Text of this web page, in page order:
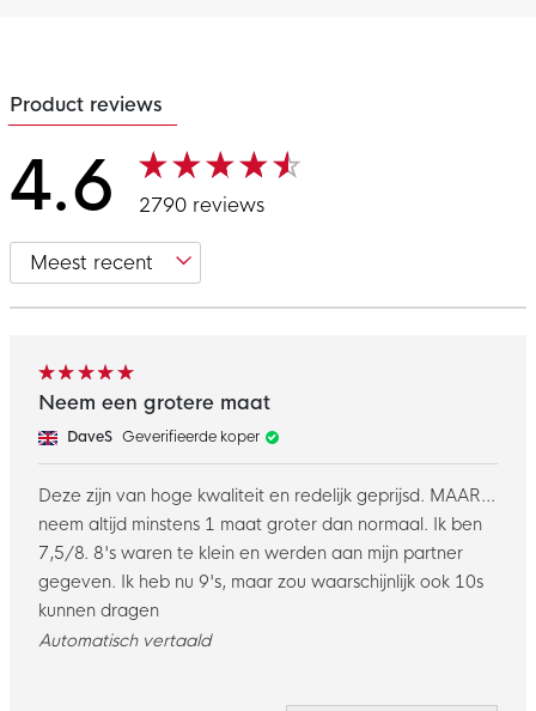
Product reviews
4.6 2790 reviews
Neem een grotere maat
DaveS Geverifieerde koper
Deze zijn van hoge kwaliteit en redelijk geprijsd. MAAR...
neem altijd minstens 1 maat groter dan normaal. Ik ben
7,5/8. 8's waren te klein en werden aan mijn partner
gegeven. Ik heb nu 9's, maar zou waarschijnlijk ook 10s
kunnen dragen
Automatisch vertaald